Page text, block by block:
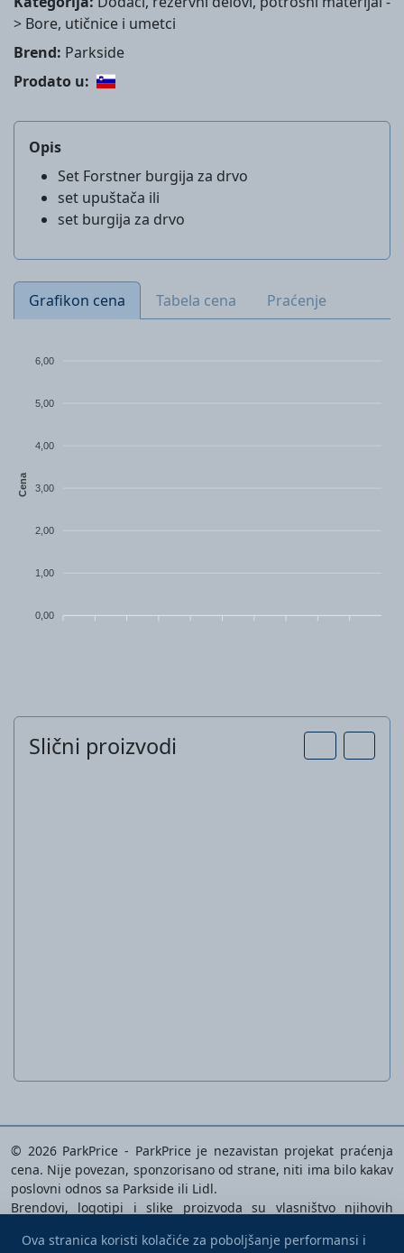
> Bore, utičnice i umetci
Brend: Parkside
Prodato u:
Opis
Set Forstner burgija za drvo
set upuštača ili
set burgija za drvo
Grafikon cena Tabela cena Praćenje
6,00
5,00
4,00
3,00
2,00
1,00
0,00
Cena
Slični proizvodi
© 2026 ParkPrice - ParkPrice je nezavistan projekat praćenja
cena. Nije povezan, sponzorisano od strane, niti ima bilo kakav
poslovni odnos sa Parkside ili Lidl.
Brendovi, logotipi i slike proizvoda su vlasništvo njihovih
analiziranih proizvoda.
Ova stranica koristi kolačiće za poboljšanje performansi i